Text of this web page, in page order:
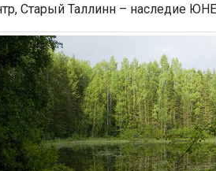
Старый Таллинн – наследие